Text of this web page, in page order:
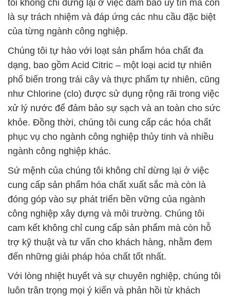
tôi không chỉ dừng lại ở việc đảm bảo uy tín mà còn
là sự trách nhiệm và đáp ứng các nhu cầu đặc biệt
của từng ngành công nghiệp.
Chúng tôi tự hào với loạt sản phẩm hóa chất đa
dạng, bao gồm Acid Citric – một loại acid tự nhiên
phổ biến trong trái cây và thực phẩm tự nhiên, cũng
như Chlorine (clo) được sử dụng rộng rãi trong việc
xử lý nước để đảm bảo sự sạch và an toàn cho sức
khỏe. Đồng thời, chúng tôi cung cấp các hóa chất
phục vụ cho ngành công nghiệp thủy tinh và nhiều
ngành công nghiệp khác.
Sứ mệnh của chúng tôi không chỉ dừng lại ở việc
cung cấp sản phẩm hóa chất xuất sắc mà còn là
đóng góp vào sự phát triển bền vững của ngành
công nghiệp xây dựng và môi trường. Chúng tôi
cam kết không chỉ cung cấp sản phẩm mà còn hỗ
trợ kỹ thuật và tư vấn cho khách hàng, nhằm đem
đến những giải pháp hóa chất tốt nhất.
Với lòng nhiệt huyết và sự chuyên nghiệp, chúng tôi
luôn trân trọng mọi ý kiến và phản hồi từ khách